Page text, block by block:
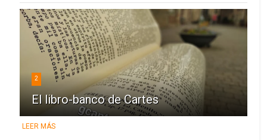
2
El libro-banco de Cartes
LEER MÁS